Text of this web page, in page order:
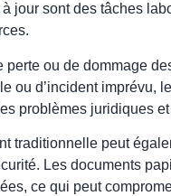
jour sont des tâches
perte ou de dommage
ou d’incident imprévu,
problèmes juridiques
traditionnelle peut
Les documents
ce qui peut